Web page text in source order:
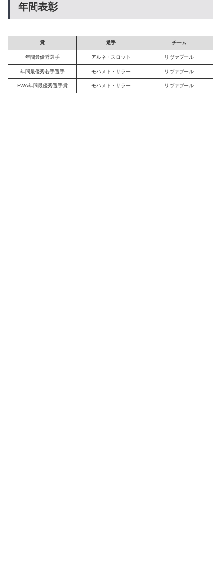
年間表彰
賞 選手 チーム
年間最優秀選手 アルネ・スロット リヴァプール
年間最優秀若手選手 モハメド・サラー リヴァプール
FWA年間最優秀選手賞 モハメド・サラー リヴァプール